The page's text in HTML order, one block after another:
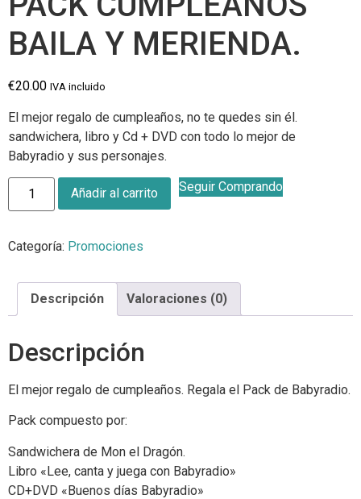
BAILA Y MERIENDA.
€20.00 IVA incluido
El mejor regalo de cumpleaños, no te quedes sin él.
sandwichera, libro y Cd + DVD con todo lo mejor de
Babyradio y sus personajes.
Añadir al carrito Seguir Comprando
Categoría: Promociones
Descripción Valoraciones (0)
Descripción
El mejor regalo de cumpleaños. Regala el Pack de Babyradio.
Pack compuesto por:
Sandwichera de Mon el Dragón.
Libro «Lee, canta y juega con Babyradio»
CD+DVD «Buenos días Babyradio»